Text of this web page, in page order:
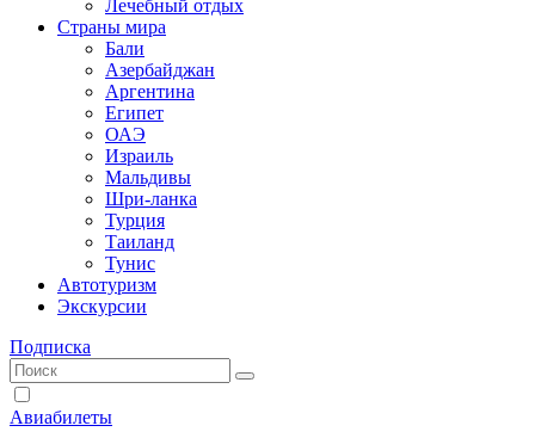
Лечебный отдых
Страны мира
Бали
Азербайджан
Аргентина
Египет
ОАЭ
Израиль
Мальдивы
Шри-ланка
Турция
Таиланд
Тунис
Автотуризм
Экскурсии
Подписка
Авиабилеты